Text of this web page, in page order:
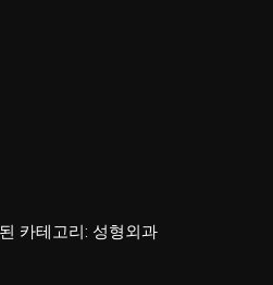
카테고리: 성형외과